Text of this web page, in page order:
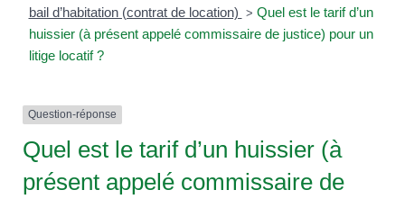
bail d’habitation (contrat de location) > Quel est le tarif d’un
huissier (à présent appelé commissaire de justice) pour un
litige locatif ?
Question-réponse
Quel est le tarif d’un huissier (à
présent appelé commissaire de